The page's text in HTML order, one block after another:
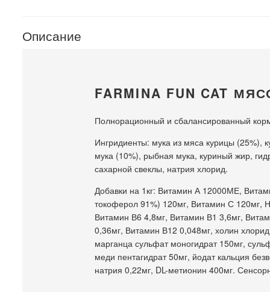
Описание
FARMINA FUN CAT
Полнорационный и сбалансированный
Ингридиенты: мука из мяса курицы (25%),
мука (10%), рыбная мука, куриный жир,
сахарной свеклы, натрия хлорид.
Добавки на 1кг: Витамин А 12000МЕ,
токоферол 91%) 120мг, Витамин С 120мг,
Витамин В6 4,8мг, Витамин В1 3,6мг,
0,36мг, Витамин В12 0,048мг, холин
марганца сульфат моногидрат 150мг,
меди пентагидрат 50мг, йодат кальция
натрия 0,22мг, DL-метионин 400мг.